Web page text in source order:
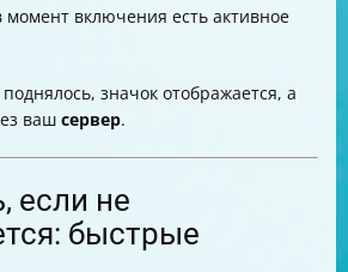
момент включения есть активное
значок отображается, а
ваш сервер.
если не
быстрые